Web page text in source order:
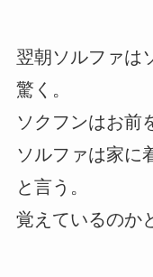
翌朝ソルファは
驚く。
ソクフンはお前
ソルファは家に
と言う。
覚えているのか